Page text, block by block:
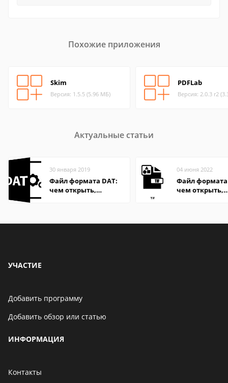
Похожие приложения
Skim
Версия: 1.5.5 (5.96 МБ)
PDFLab
Версия: 2.0.3 r2
Актуальные статьи
30 января 2019
Файл формата DAT:
чем открыть,
04 июня 2022
Файл формата
чем открыть,
УЧАСТИЕ
Добавить программу
Добавить обзор или статью
ИНФОРМАЦИЯ
Контакты